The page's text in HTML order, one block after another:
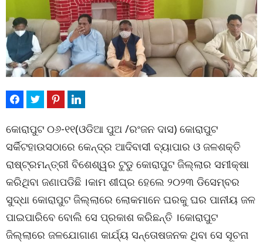
କୋରାପୁଟ ୦୬-୧୧(ଓଡିଆ ପୁଅ /ରଂଜନ ଦାସ) କୋରାପୁଟ
ସର୍କିଟହାଉସଠାରେ କେନ୍ଦ୍ର ଆଦିବାସୀ ବ୍ୟାପାର ଓ ଜଳଶକ୍ତି
ରାଷ୍ଟ୍ରମନ୍ତ୍ରୀ ବିଶେଶ୍ୱର ଟୁଡୁ କୋରାପୁଟ ଜିଲ୍ଲାର ସମୀକ୍ଷା
କରିଥିବା ଜଣାପଡିଛି ।କାମ ଶୀଘ୍ର ହେଲେ ୨୦୨୩ ଡିସେମ୍ବର
ସୁଦ୍ଧା କୋରାପୁଟ ଜିଲ୍ଲାରେ ଲୋକମାନେ ଘରକୁ ଘର ପାନୀୟ ଜଳ
ପାଇପାରିବେ ବୋଲି ସେ ପ୍ରକାଶ କରିଛନ୍ତି ।କୋରାପୁଟ
ଜିଲ୍ଲାରେ ଜଳଯୋଗାଣ କାର୍ଯ୍ୟ ସନ୍ତୋଷଜନକ ଥିବା ସେ ସୂଚନା